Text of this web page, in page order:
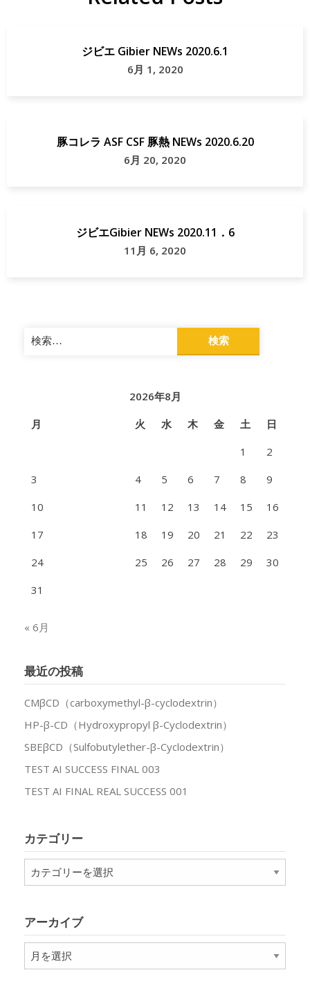
ジビエ Gibier NEWs 2020.6.1
6月 1, 2020
豚コレラ ASF CSF 豚熱 NEWs 2020.6.20
6月 20, 2020
ジビエGibier NEWs 2020.11．6
11月 6, 2020
検
索:
2026年8月
月
火 水 木 金 土
日
1
2
3
4 5 6 7 8
9
10
11 12 13 14 15
16
17
18 19 20 21 22
23
24
25 26 27 28 29
30
31
« 6月
最近の投稿
CMβCD（carboxymethyl-β-cyclodextrin）
HP-β-CD（Hydroxypropyl β-Cyclodextrin）
SBEβCD（Sulfobutylether-β-Cyclodextrin）
TEST AI SUCCESS FINAL 003
TEST AI FINAL REAL SUCCESS 001
カテゴリー
テ
ー
アーカイブ
ア
ー